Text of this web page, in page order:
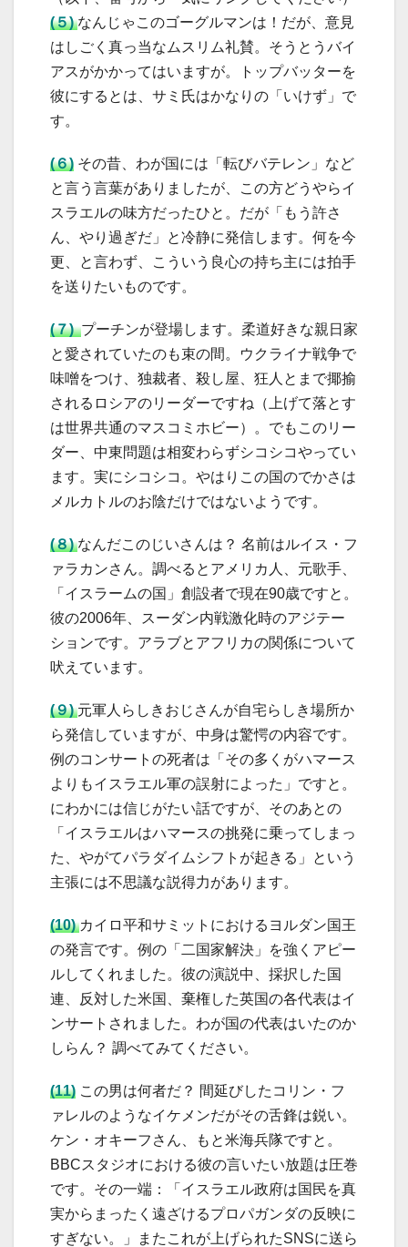
(５)なんじゃこのゴーグルマンは！だが、意見
はしごく真っ当なムスリム礼賛。そうとうバイ
アスがかかってはいますが。トップバッターを
彼にするとは、サミ氏はかなりの「いけず」で
す。
(６) その昔、わが国には「転びバテレン」など
と言う言葉がありましたが、この方どうやらイ
スラエルの味方だったひと。だが「もう許さ
ん、やり過ぎだ」と冷静に発信します。何を今
更、と言わず、こういう良心の持ち主には拍手
を送りたいものです。
(７) プーチンが登場します。柔道好きな親日家
と愛されていたのも束の間。ウクライナ戦争で
味噌をつけ、独裁者、殺し屋、狂人とまで揶揄
されるロシアのリーダーですね（上げて落とす
は世界共通のマスコミホビー）。でもこのリー
ダー、中東問題は相変わらずシコシコやってい
ます。実にシコシコ。やはりこの国のでかさは
メルカトルのお陰だけではないようです。
(８) なんだこのじいさんは？ 名前はルイス・フ
ァラカンさん。調べるとアメリカ人、元歌手、
「イスラームの国」創設者で現在90歳ですと。
彼の2006年、スーダン内戦激化時のアジテー
ションです。アラブとアフリカの関係について
吠えています。
(９) 元軍人らしきおじさんが自宅らしき場所か
ら発信していますが、中身は驚愕の内容です。
例のコンサートの死者は「その多くがハマース
よりもイスラエル軍の誤射によった」ですと。
にわかには信じがたい話ですが、そのあとの
「イスラエルはハマースの挑発に乗ってしまっ
た、やがてパラダイムシフトが起きる」という
主張には不思議な説得力があります。
(10) カイロ平和サミットにおけるヨルダン国王
の発言です。例の「二国家解決」を強くアピー
ルしてくれました。彼の演説中、採択した国
連、反対した米国、棄権した英国の各代表はイ
ンサートされました。わが国の代表はいたのか
しらん？ 調べてみてください。
(11) この男は何者だ？ 間延びしたコリン・フ
ァレルのようなイケメンだがその舌鋒は鋭い。
ケン・オキーフさん、もと米海兵隊ですと。
BBCスタジオにおける彼の言いたい放題は圧巻
です。その一端：「イスラエル政府は国民を真
実からまったく遠ざけるプロパガンダの反映に
すぎない。」またこれが上げられたSNSに送ら